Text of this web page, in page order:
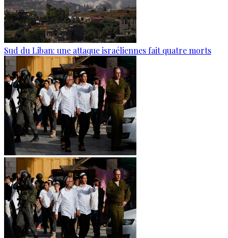
Sud du Liban: une attaque israéliennes fait quatre morts